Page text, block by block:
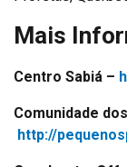
Mais
Centro Sabiá –
Comunidade
http://